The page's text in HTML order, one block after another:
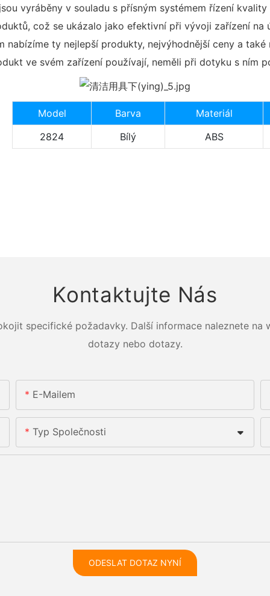
vyráběny v souladu s přísným systémem řízení
což se ukázalo jako efektivní při vývoji zařízení
nabízíme ty nejlepší produkty, nejvýhodnější ceny a
ve svém zařízení používají, neměli při dotyku s ním
Model Barva
Materiál
2824
Bílý ABS
Kontaktujte Nás
specifické požadavky. Další informace naleznete
dotazy nebo dotazy.
E-Mailem
Typ Společnosti
ODESLAT DOTAZ NYNÍ